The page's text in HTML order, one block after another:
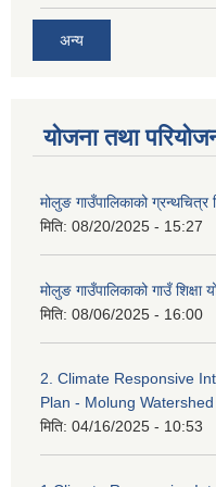
अन्य
योजना तथा
मोलुङ गाउँपालिकाको
मिति: 08/20/2025 - 15:27
मोलुङ गाउँपालिकाको गाउँ शिक्षा
मिति: 08/06/2025 - 16:00
2. Climate Responsive
Plan - Molung
मिति: 04/16/2025 - 10:53